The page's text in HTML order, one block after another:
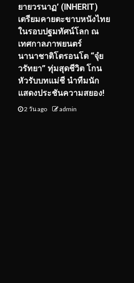
ยายวรนาฏ’ (INHERIT)
เตรียมคายตะขาบหนังไทย
ในรอบปฐมทัศน์โลก ณ
เทศกาลภาพยนตร์
นานาชาติโตรอนโต “จุ๋ย
วรัทยา” ทุ่มสุดชีวิต โกน
หัวรับบทแม่ชี นำทีมนัก
แสดงประชันความสยอง!
2 วัน ago admin